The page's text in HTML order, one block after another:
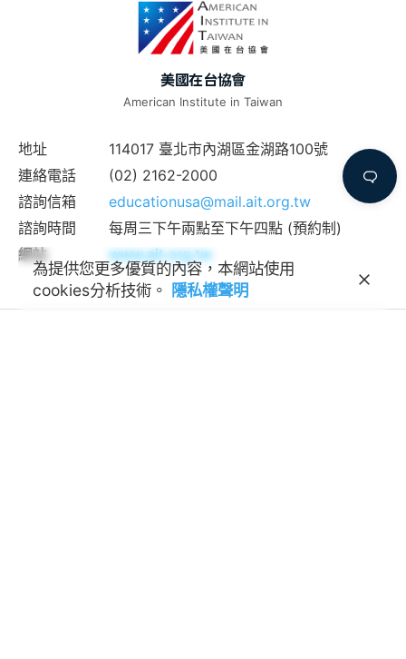
美國在台協會
American Institute in Taiwan
地址
114017 臺北市內湖區金湖路100號
連絡電話
(02) 2162-2000
諮詢信箱
educationusa@mail.ait.org.tw
諮詢時間
每周三下午兩點至下午四點 (預約制)
網站
www.ait.org.tw
為提供您更多優質的內容，本網站使用
cookies分析技術。
隱私權聲明